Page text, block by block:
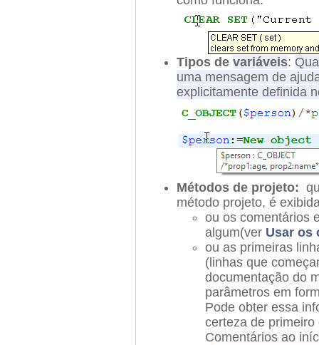
Tipos de variáveis:
uma mensagem de
explicitamente definida
Métodos de projeto:
método projeto, é
ou os comentários
algum(ver Usar os
ou as primeiras
(linhas que
documentação do
parâmetros em
Pode obter essa
certeza de
Comentários ao